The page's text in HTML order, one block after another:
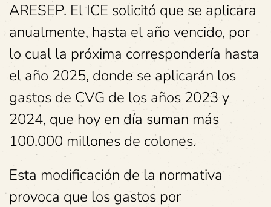
ARESEP. El ICE solicitó que se aplicara
anualmente, hasta el año vencido, por
lo cual la próxima correspondería hasta
el año 2025, donde se aplicarán los
gastos de CVG de los años 2023 y
2024, que hoy en día suman más
100.000 millones de colones.
Esta modificación de la normativa
provoca que los gastos por